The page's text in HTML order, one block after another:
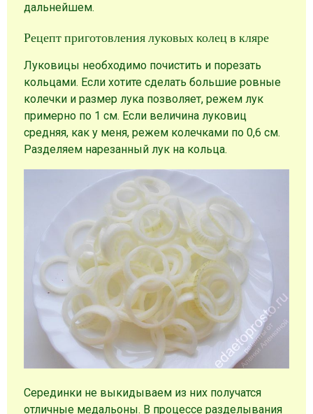
дальнейшем.
Рецепт приготовления луковых колец в кляре
Луковицы необходимо почистить и порезать
кольцами. Если хотите сделать большие ровные
колечки и размер лука позволяет, режем лук
примерно по 1 см. Если величина луковиц
средняя, как у меня, режем колечками по 0,6 см.
Разделяем нарезанный лук на кольца.
Серединки не выкидываем из них получатся
отличные медальоны. В процессе разделывания